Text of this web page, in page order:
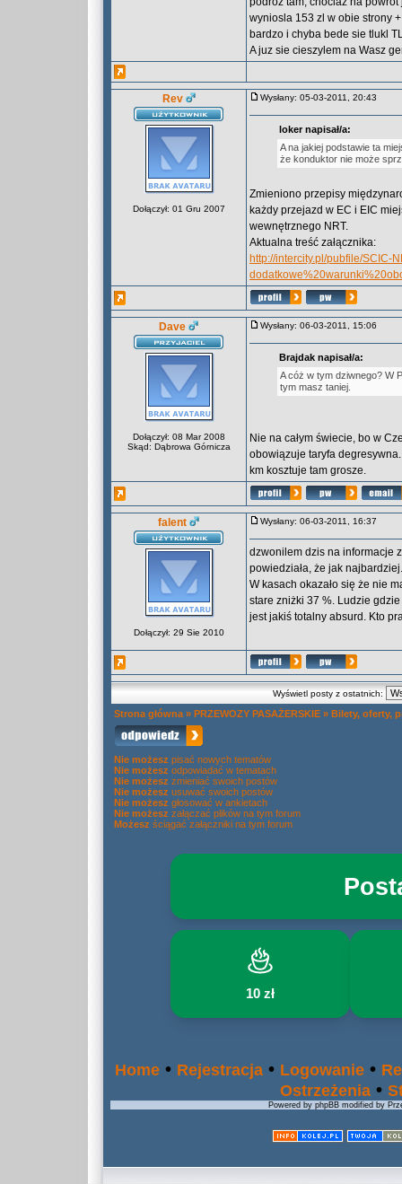
wyniosla 153 zl w obie strony
bardzo i chyba bede sie tlukl
A juz sie cieszylem na Wasz
Rev
Dołączył: 01 Gru 2007
Wysłany: 05-03-2011, 20:43
loker napisał/a:
A na jakiej podstawie ta
że konduktor nie może
Zmieniono przepisy
każdy przejazd w EC i EIC
wewnętrznego NRT.
Aktualna treść załącznika:
http://intercity.pl/pubfile/SCIC-
Dave
Dołączył: 08 Mar 2008
Skąd: Dąbrowa Górnicza
Wysłany: 06-03-2011, 15:06
Brajdak napisał/a:
A cóż w tym dziwnego? W
tym masz taniej.
Nie na całym świecie, bo w
obowiązuje taryfa
km kosztuje tam grosze.
falent
Dołączył: 29 Sie 2010
Wysłany: 06-03-2011, 16:37
dzwonilem dzis na informacje
powiedziała, że jak najbardziej.
W kasach okazało się że nie
stare zniżki 37 %. Ludzie
jest jakiś totalny absurd. Kto
Wyświetl posty z ostatnich:
Strona główna » PRZEWOZY PASAŻERSKIE » Bilety, oferty,
Nie możesz pisać nowych tematów
Nie możesz odpowiadać w tematach
Nie możesz zmieniać swoich postów
Nie możesz usuwać swoich postów
Nie możesz głosować w ankietach
Nie możesz załączać plików na tym forum
Możesz ściągać załączniki na tym forum
10 zł
Home • Rejestracja • Logowanie •
Ostrzeżenia •
Powered by phpBB modified by